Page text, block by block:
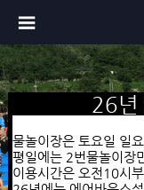
장박안내(
24~25년도 장박 요금
1년 장박요청시 일시불
텐트 235만 카라반
26
이용기간
5월1일~8월31일까지
평일에는 2번 물놀이장
26년
물놀이장은 토요일 일
평일에는 2번물놀이장
이용시간은 오전10시